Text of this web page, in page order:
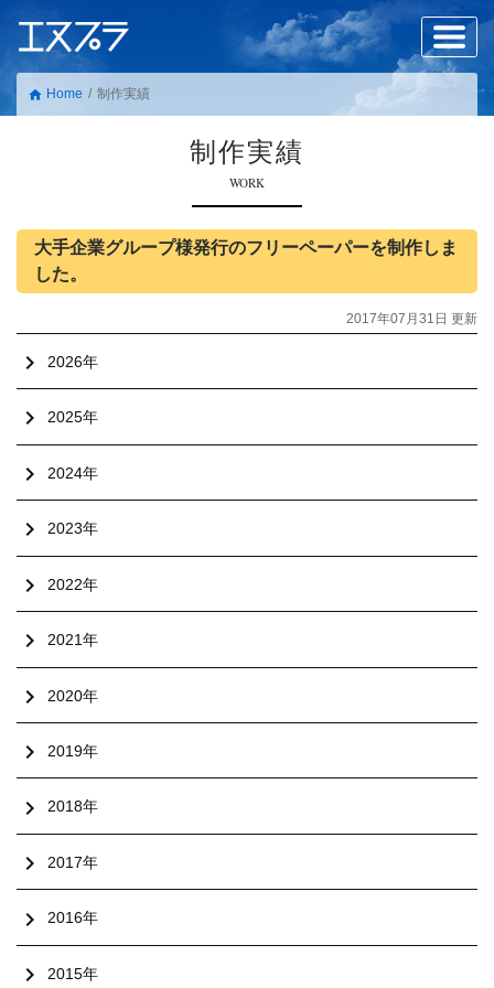
home Home 制作実績
制作実績
WORK
大手企業グループ様発行のフリーペーパーを制作しま
した。
2017年07月31日 更新
chevron_right 2026年
chevron_right 2025年
chevron_right 2024年
chevron_right 2023年
chevron_right 2022年
chevron_right 2021年
chevron_right 2020年
chevron_right 2019年
chevron_right 2018年
chevron_right 2017年
chevron_right 2016年
chevron_right 2015年